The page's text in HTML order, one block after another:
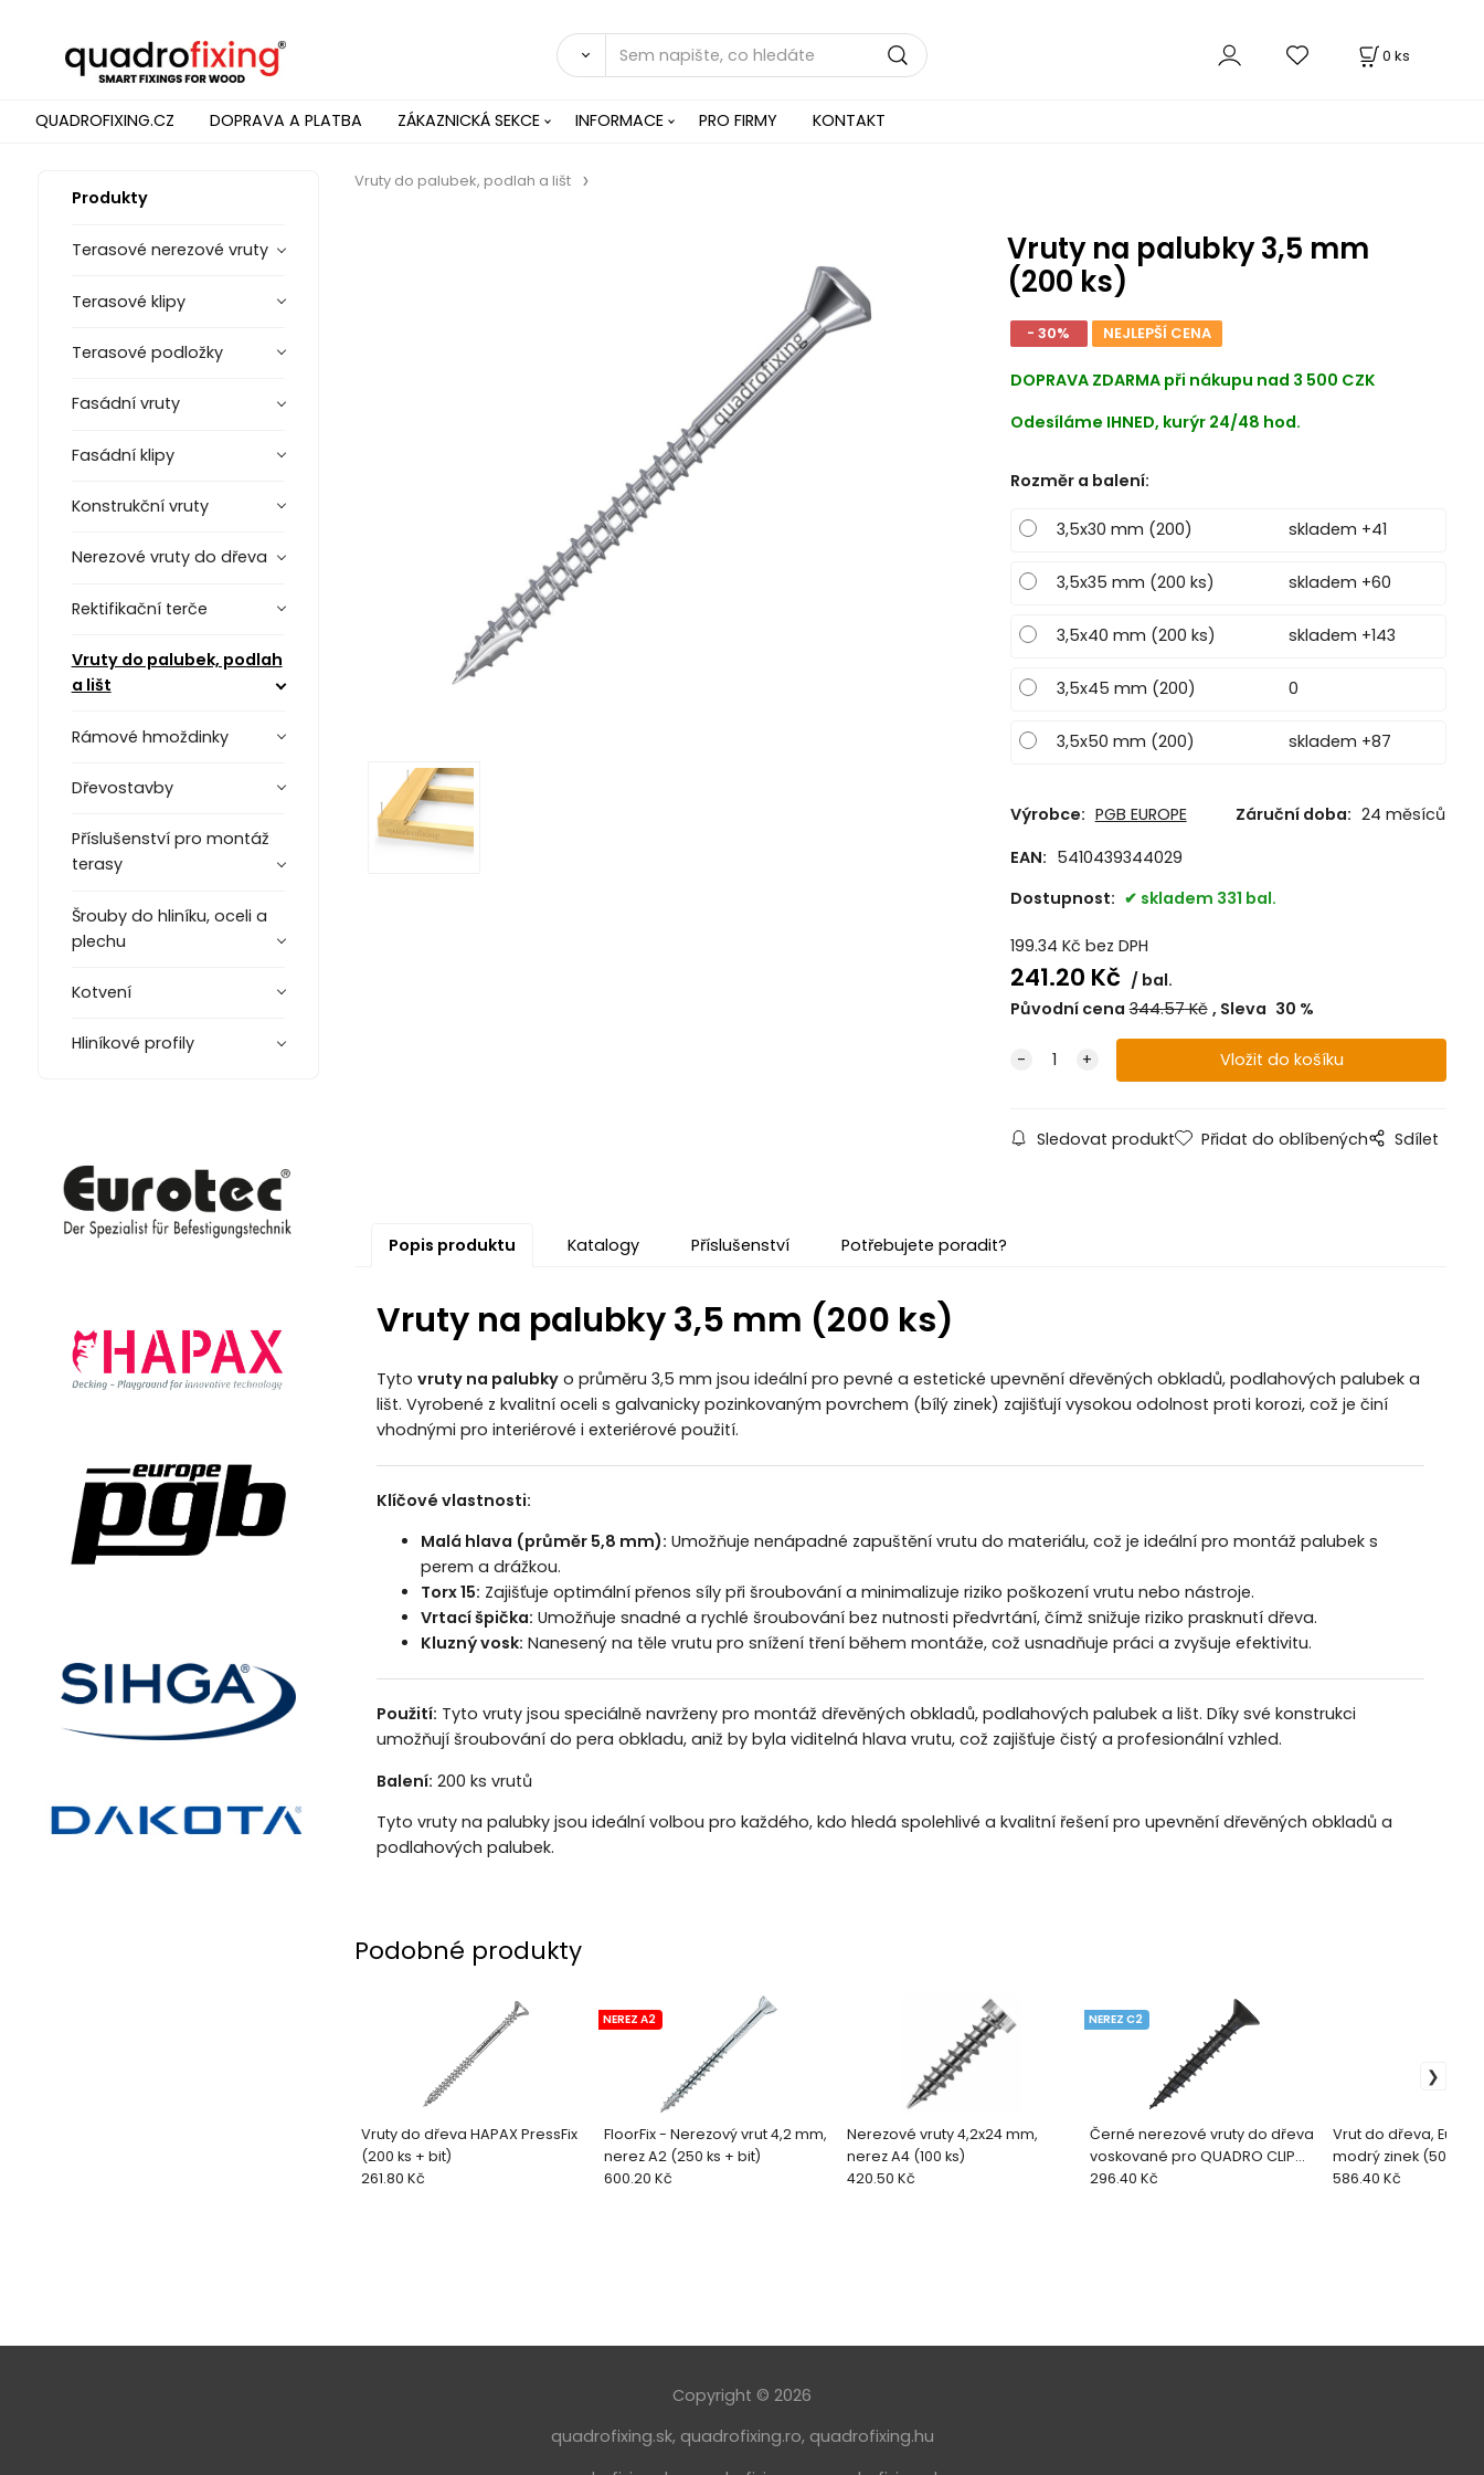
0 ks
QUADROFIXING.CZ DOPRAVA A PLATBA ZÁKAZNICKÁ SEKCE INFORMACE PRO FIRMY KONTAKT
Produkty
Terasové nerezové vruty
Terasové klipy
Terasové podložky
Fasádní vruty
Fasádní klipy
Konstrukční vruty
Nerezové vruty do dřeva
Rektifikační terče
Vruty do palubek, podlah
a lišt
Rámové hmoždinky
Dřevostavby
Příslušenství pro montáž
terasy
Šrouby do hliníku, oceli a
plechu
Kotvení
Hliníkové profily
Vruty do palubek, podlah a lišt
Vruty na palubky 3,5 mm
(200 ks)
- 30% NEJLEPŠÍ CENA
DOPRAVA ZDARMA při nákupu nad 3 500 CZK
Odesíláme IHNED, kurýr 24/48 hod.
Rozměr a balení:
3,5x30 mm (200) skladem +41
3,5x35 mm (200 ks) skladem +60
3,5x40 mm (200 ks) skladem +143
3,5x45 mm (200) 0
3,5x50 mm (200) skladem +87
Výrobce: PGB EUROPE Záruční doba: 24 měsíců
EAN: 5410439344029
Dostupnost:
skladem 331 bal.
199.34 Kč bez DPH
241.20 Kč
bal.
Původní cena 344.57Kč Sleva 30 %
Sledovat produkt Přidat do oblíbených Sdílet
Popis produktu Katalogy Příslušenství Potřebujete poradit?
Vruty na palubky 3,5 mm (200 ks)
Tyto vruty na palubkyo průměru 3,5 mm jsou ideální pro pevné a estetické upevnění dřevěných obkladů, podlahových palubek a
lišt. Vyrobené z kvalitní oceli s galvanicky pozinkovaným povrchem (bílý zinek) zajišťují vysokou odolnost proti korozi, což je činí
vhodnými pro interiérové i exteriérové použití.
Klíčové vlastnosti:
Malá hlava (průměr 5,8 mm): Umožňuje nenápadné zapuštění vrutu do materiálu, což je ideální pro montáž palubek s
perem a drážkou.
Torx 15: Zajišťuje optimální přenos síly při šroubování a minimalizuje riziko poškození vrutu nebo nástroje.
Vrtací špička: Umožňuje snadné a rychlé šroubování bez nutnosti předvrtání, čímž snižuje riziko prasknutí dřeva.
Kluzný vosk: Nanesený na těle vrutu pro snížení tření během montáže, což usnadňuje práci a zvyšuje efektivitu.
Použití: Tyto vruty jsou speciálně navrženy pro montáž dřevěných obkladů, podlahových palubek a lišt. Díky své konstrukci
umožňují šroubování do pera obkladu, aniž by byla viditelná hlava vrutu, což zajišťuje čistý a profesionální vzhled.
Balení: 200 ks vrutů
Tyto vruty na palubky jsou ideální volbou pro každého, kdo hledá spolehlivé a kvalitní řešení pro upevnění dřevěných obkladů a
podlahových palubek.
Podobné produkty
Vruty do dřeva HAPAX PressFix
(200 ks + bit)
261.80 Kč
FloorFix - Nerezový vrut 4,2 mm,
nerez A2 (250 ks + bit)
NEREZ A2
600.20 Kč
Nerezové vruty 4,2x24 mm,
nerez A4 (100 ks)
420.50 Kč
Černé nerezové vruty do dřeva
voskované pro QUADRO CLIP
(200 ks + bit)
NEREZ C2
296.40 Kč
Vrut do dřeva,
modrý zinek (500/
586.40 Kč
Copyright © 2026
quadrofixing.sk, quadrofixing.ro, quadrofixing.hu